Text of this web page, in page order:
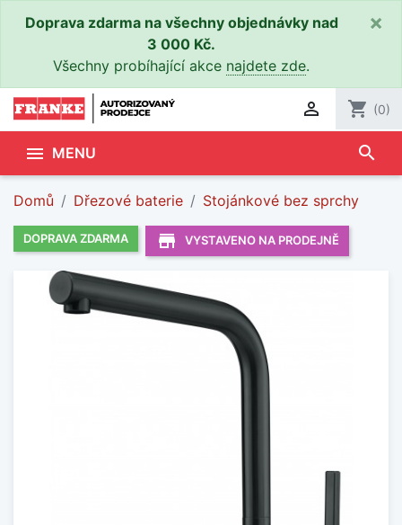
Doprava zdarma na všechny objednávky nad
3 000 Kč.
Všechny probíhající akce najdete zde.
×
 shopping_cart (0)
 MENU search
Domů Dřezové baterie Stojánkové bez sprchy
DOPRAVA ZDARMA store_mall_directory VYSTAVENO NA PRODEJNĚ